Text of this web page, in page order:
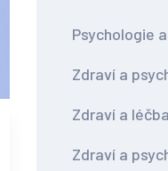
Psychologie
Zdraví a
Zdraví a
Zdraví a